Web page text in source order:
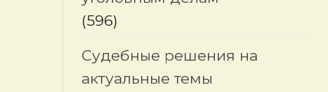
(596)
Судебные решения на
актуальные темы